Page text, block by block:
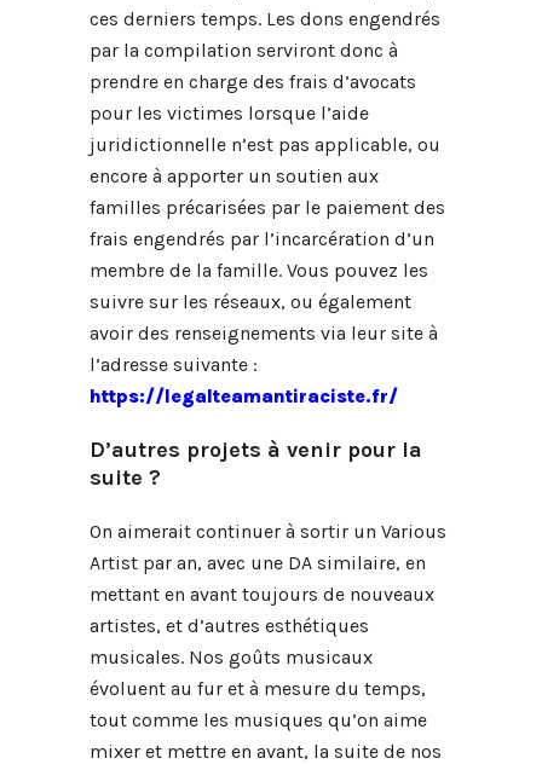
ces derniers temps. Les dons engendrés
par la compilation serviront donc à
prendre en charge des frais d’avocats
pour les victimes lorsque l’aide
juridictionnelle n’est pas applicable, ou
encore à apporter un soutien aux
familles précarisées par le paiement des
frais engendrés par l’incarcération d’un
membre de la famille. Vous pouvez les
suivre sur les réseaux, ou également
avoir des renseignements via leur site à
l’adresse suivante :
https://legalteamantiraciste.fr/
D’autres projets à venir pour la
suite ?
On aimerait continuer à sortir un Various
Artist par an, avec une DA similaire, en
mettant en avant toujours de nouveaux
artistes, et d’autres esthétiques
musicales. Nos goûts musicaux
évoluent au fur et à mesure du temps,
tout comme les musiques qu’on aime
mixer et mettre en avant, la suite de nos